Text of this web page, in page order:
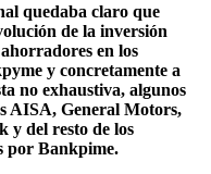
quedaba claro que
de la inversión
en los
y concretamente a
no exhaustiva, algunos
AISA, General Motors,
y del resto de los
por Bankpime.